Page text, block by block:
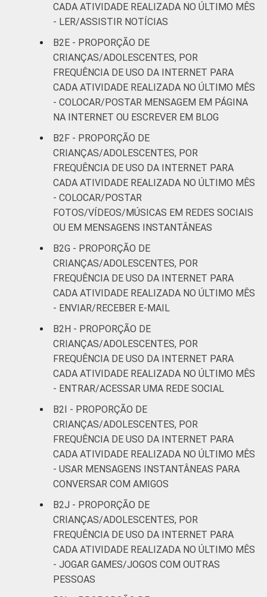
DE
¹Base: 896 usuários de Internet de 11 a 17
anos que usaram a Internet para ouvir música.
Respostas estimuladas. Dados coletados
entre outubro de 2014 e fevereiro de 2015.
Fonte: NIC.br - out 2014 / fev 2015
CADA ATIVIDADE REALIZADA NO ÚLTIMO MÊS
- LER/ASSISTIR NOTÍCIAS
B2E - PROPORÇÃO DE
CRIANÇAS/ADOLESCENTES, POR
FREQUÊNCIA DE USO DA INTERNET PARA
CADA ATIVIDADE REALIZADA NO ÚLTIMO MÊS
- COLOCAR/POSTAR MENSAGEM EM PÁGINA
NA INTERNET OU ESCREVER EM BLOG
B2F - PROPORÇÃO DE
CRIANÇAS/ADOLESCENTES, POR
FREQUÊNCIA DE USO DA INTERNET PARA
CADA ATIVIDADE REALIZADA NO ÚLTIMO MÊS
- COLOCAR/POSTAR
FOTOS/VÍDEOS/MÚSICAS EM REDES SOCIAIS
OU EM MENSAGENS INSTANTÂNEAS
B2G - PROPORÇÃO DE
CRIANÇAS/ADOLESCENTES, POR
FREQUÊNCIA DE USO DA INTERNET PARA
CADA ATIVIDADE REALIZADA NO ÚLTIMO MÊS
- ENVIAR/RECEBER E-MAIL
B2H - PROPORÇÃO DE
CRIANÇAS/ADOLESCENTES, POR
FREQUÊNCIA DE USO DA INTERNET PARA
CADA ATIVIDADE REALIZADA NO ÚLTIMO MÊS
- ENTRAR/ACESSAR UMA REDE SOCIAL
B2I - PROPORÇÃO DE
CRIANÇAS/ADOLESCENTES, POR
FREQUÊNCIA DE USO DA INTERNET PARA
CADA ATIVIDADE REALIZADA NO ÚLTIMO MÊS
- USAR MENSAGENS INSTANTÂNEAS PARA
CONVERSAR COM AMIGOS
B2J - PROPORÇÃO DE
CRIANÇAS/ADOLESCENTES, POR
FREQUÊNCIA DE USO DA INTERNET PARA
CADA ATIVIDADE REALIZADA NO ÚLTIMO MÊS
- JOGAR GAMES/JOGOS COM OUTRAS
PESSOAS